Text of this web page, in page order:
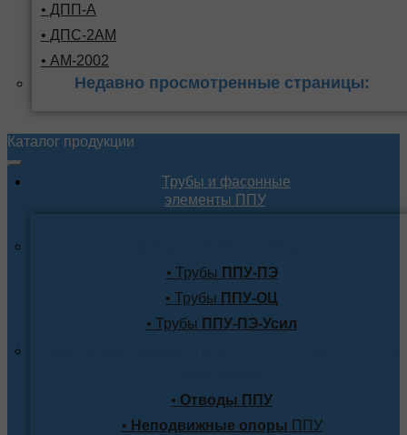
• ДПП-А
• ДПС-2АМ
• АМ-2002
Недавно просмотренные страницы:
Каталог продукции
Трубы и фасонные
элементы ППУ
• Трубы ППУ-ПЭ
• Трубы ППУ-ОЦ
• Трубы ППУ-ПЭ-Усил
• Отводы ППУ
• Неподвижные опоры ППУ